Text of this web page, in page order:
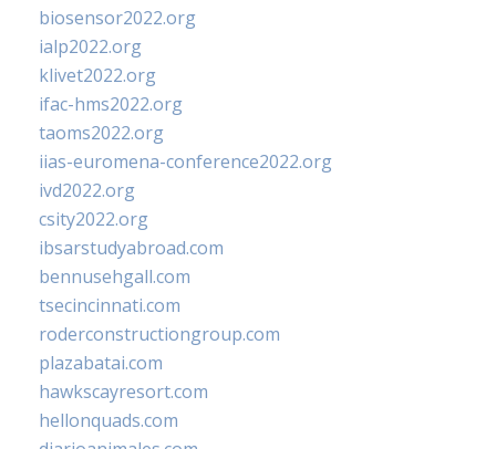
biosensor2022.org
ialp2022.org
klivet2022.org
ifac-hms2022.org
taoms2022.org
iias-euromena-conference2022.org
ivd2022.org
csity2022.org
ibsarstudyabroad.com
bennusehgall.com
tsecincinnati.com
roderconstructiongroup.com
plazabatai.com
hawkscayresort.com
hellonquads.com